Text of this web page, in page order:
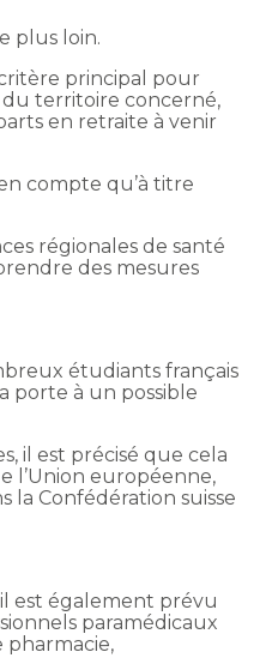
plus loin.
principal pour
du territoire concerné,
en retraite à venir
compte qu’à titre
régionales de santé
des mesures
étudiants français
porte à un possible
il est précisé que cela
l’Union européenne,
la Confédération suisse
est également prévu
paramédicaux
pharmacie,